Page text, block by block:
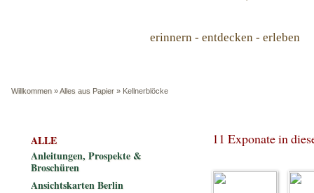
erinnern - entdecken - erleben
Willkommen »Alles aus Papier » Kellnerblöcke
11 Exponate in
ALLE
Anleitungen, Prospekte &
Broschüren
Ansichtskarten Berlin